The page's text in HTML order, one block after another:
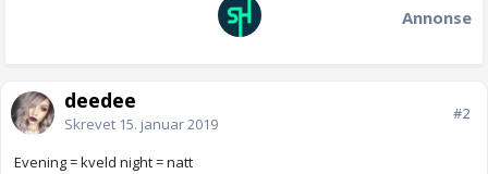
Annonse
deedee_
Skrevet 15. januar 2019
#2
Evening = kveld night = natt